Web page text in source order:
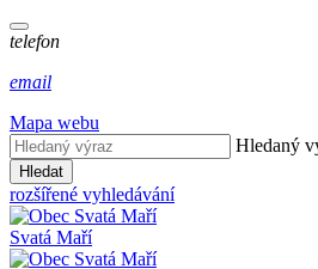
telefon
email
Mapa webu
Hledaný
Hledat
rozšířené vyhledávání
Svatá Maří